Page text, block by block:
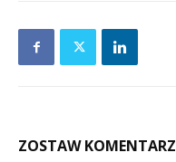
ZOSTAW KOMENTARZ